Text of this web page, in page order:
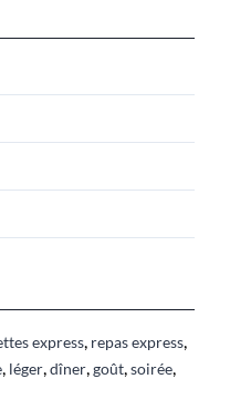
express, repas express,
, léger,dîner,goût,soirée,